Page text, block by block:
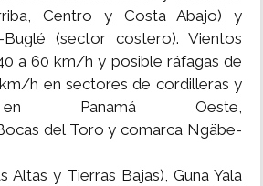
Centro y Costa Abajo) y
(sector costero). Vientos
a 60 km/h y posible ráfagas de
h en sectores de cordilleras y
en Panamá Oeste,
del Toro y comarca Ngäbe-
Altas y Tierras Bajas), Guna Yala